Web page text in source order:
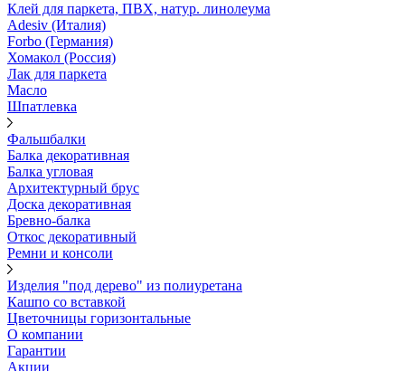
Клей для паркета, ПВХ, натур. линолеума
Adesiv (Италия)
Forbo (Германия)
Хомакол (Россия)
Лак для паркета
Масло
Шпатлевка
Фальшбалки
Балка декоративная
Балка угловая
Архитектурный брус
Доска декоративная
Бревно-балка
Откос декоративный
Ремни и консоли
Изделия "под дерево" из полиуретана
Кашпо со вставкой
Цветочницы горизонтальные
О компании
Гарантии
Акции